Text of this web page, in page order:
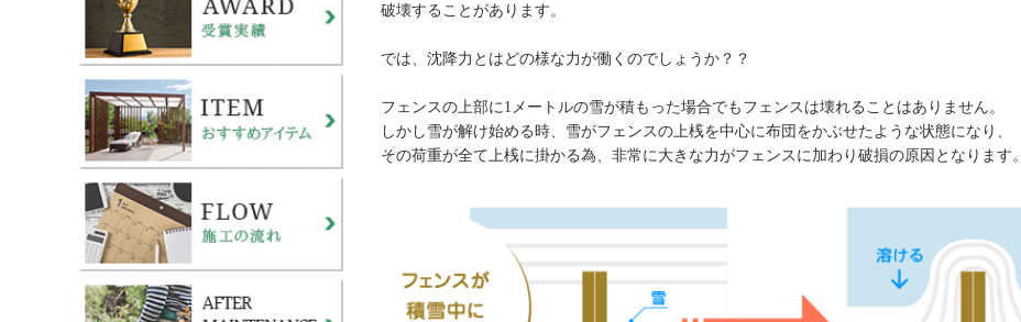
破壊することがあります。
では、沈降力とはどの様な力が働くのでしょうか？？
フェンスの上部に1メートルの雪が積もった場合でもフェンスは壊れることはありません。
しかし雪が解け始める時、雪がフェンスの上桟を中心に布団をかぶせたような状態になり、
その荷重が全て上桟に掛かる為、非常に大きな力がフェンスに加わり破損の原因となります。